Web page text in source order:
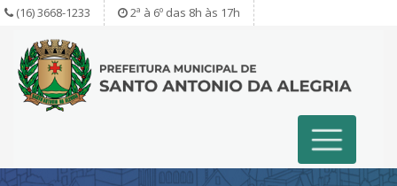
(16) 3668-1233 2ª à 6º das 8h às 17h